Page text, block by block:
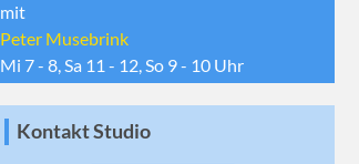
mit
Peter Musebrink
Mi 7 - 8, Sa 11 - 12, So 9 - 10 Uhr
Kontakt Studio